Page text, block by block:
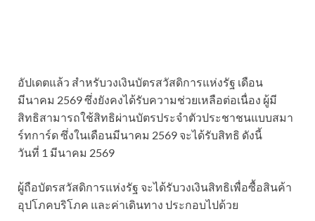
อัปเดตแล้ว สำหรับวงเงินบัตรสวัสดิการแห่งรัฐ เดือน
มีนาคม 2569 ซึ่งยังคงได้รับความช่วยเหลือต่อเนื่อง ผู้มี
สิทธิสามารถใช้สิทธิผ่านบัตรประจำตัวประชาชนแบบสมา
ร์ทการ์ด ซึ่งในเดือนมีนาคม 2569 จะได้รับสิทธิ ดังนี้
วันที่ 1 มีนาคม 2569
ผู้ถือบัตรสวัสดิการแห่งรัฐ จะได้รับวงเงินสิทธิเพื่อซื้อสินค้า
อุปโภคบริโภค และค่าเดินทาง ประกอบไปด้วย